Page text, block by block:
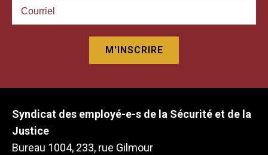
Syndicat des employé-e-s de la Sécurité et de la
Justice
Bureau 1004, 233, rue Gilmour